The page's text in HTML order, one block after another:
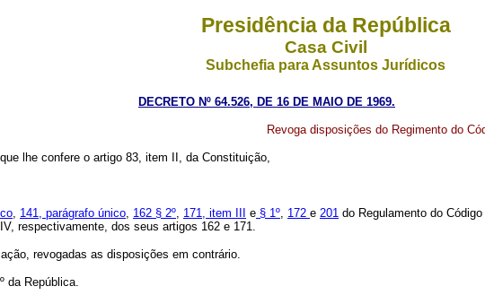
Presidência da República
Casa Civil
Subchefia para Assuntos Jurídicos
DECRETO Nº 64.526, DE 16 DE MAIO DE 1969.
Revoga disposições do Regimento do
lhe confere o artigo 83, item II, da Constituição,
, 141, parágrafo único, 162 § 2º, 171, item III e § 1º, 172 e 201 do Regulamento do
respectivamente, dos seus artigos 162 e 171.
revogadas as disposições em contrário.
República.